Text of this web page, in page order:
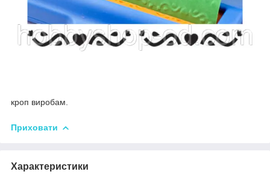
кроп виробам.
Приховати
Характеристики